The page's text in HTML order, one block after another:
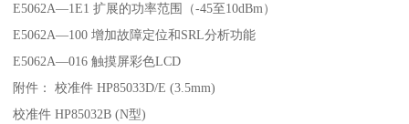
E5062A—1E1 扩展的功率范围（-45至10dBm）
E5062A—100 增加故障定位和SRL分析功能
E5062A—016 触摸屏彩色LCD
附件： 校准件 HP85033D/E (3.5mm)
校准件 HP85032B (N型)